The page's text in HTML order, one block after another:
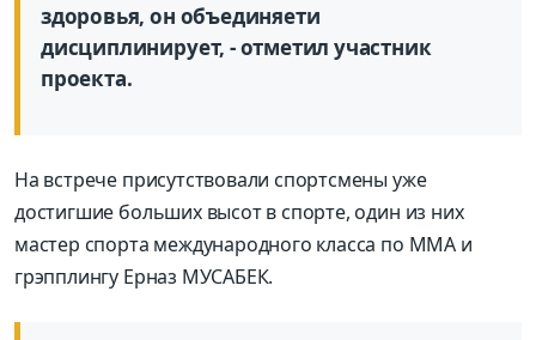
здоровья,он объединяети
дисциплинирует, - отметил участник
проекта.
На встрече присутствовали спортсмены уже
достигшие больших высот в спорте, один из них
мастер спорта международного класса по ММА и
грэпплингу Ерназ МУСАБЕК.